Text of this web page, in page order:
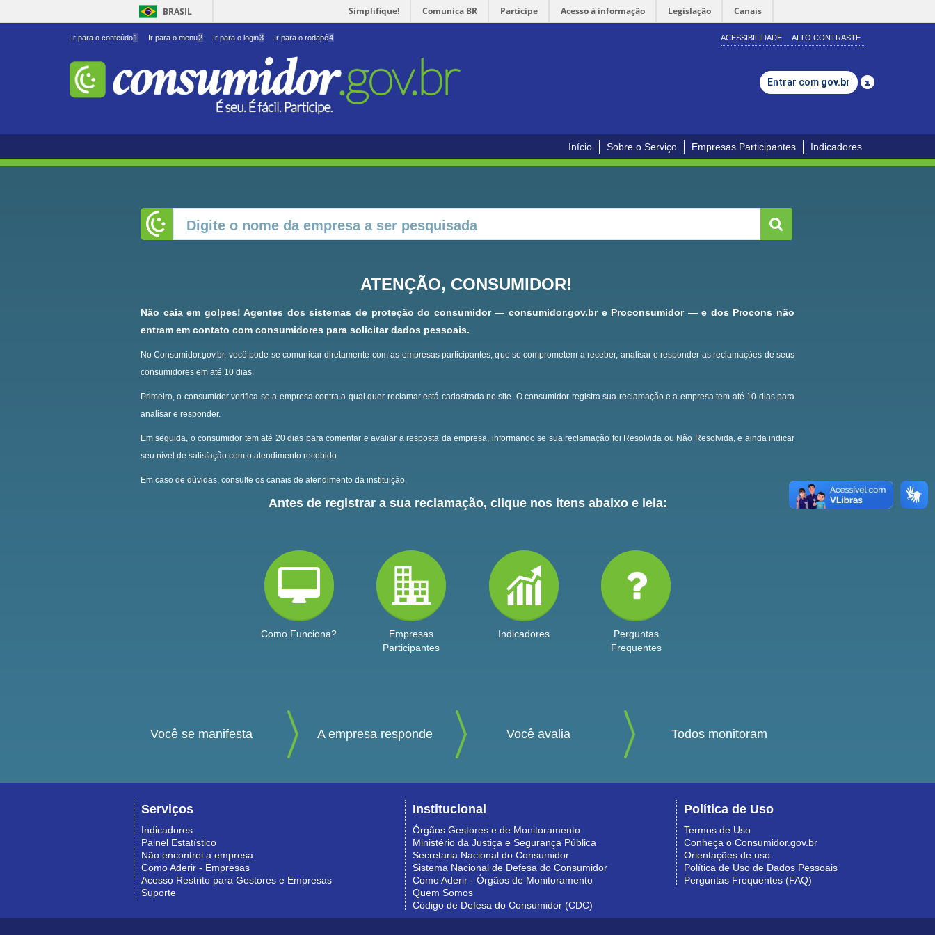
BRASIL Simplifique! Comunica BR Participe Acesso à informação Legislação Canais
Ir para o conteúdo1 Ir para o menu2 Ir para o login3 Ir para o rodapé4 ACESSIBILIDADE ALTO CONTRASTE
Entrar com gov.br
Início Sobre o Serviço Empresas Participantes Indicadores
ATENÇÃO, CONSUMIDOR!
Não caia em golpes! Agentes dos sistemas de proteção do consumidor — consumidor.gov.br e Proconsumidor — e dos Procons não
entram em contato com consumidores para solicitar dados pessoais.
No Consumidor.gov.br, você pode se comunicar diretamente com as empresas participantes, que se comprometem a receber, analisar e responder as reclamações de seus
consumidores em até 10 dias.
Primeiro, o consumidor verifica se a empresa contra a qual quer reclamar está cadastrada no site. O consumidor registra sua reclamação e a empresa tem até 10 dias para
analisar e responder.
Em seguida, o consumidor tem até 20 dias para comentar e avaliar a resposta da empresa, informando se sua reclamação foi Resolvida ou Não Resolvida, e ainda indicar
seu nível de satisfação com o atendimento recebido.
Em caso de dúvidas, consulte os canais de atendimento da instituição.
Antes de registrar a sua reclamação, clique nos itens abaixo e leia:
Como Funciona?
Empresas
Participantes
Indicadores
Perguntas
Frequentes
Você se manifesta A empresa responde Você avalia Todos monitoram
Serviços
Indicadores
Painel Estatístico
Não encontrei a empresa
Como Aderir - Empresas
Acesso Restrito para Gestores e Empresas
Suporte
Institucional
Órgãos Gestores e de Monitoramento
Ministério da Justiça e Segurança Pública
Secretaria Nacional do Consumidor
Sistema Nacional de Defesa do Consumidor
Como Aderir - Órgãos de Monitoramento
Quem Somos
Código de Defesa do Consumidor (CDC)
Política de Uso
Termos de Uso
Conheça o Consumidor.gov.br
Orientações de uso
Política de Uso de Dados Pessoais
Perguntas Frequentes (FAQ)